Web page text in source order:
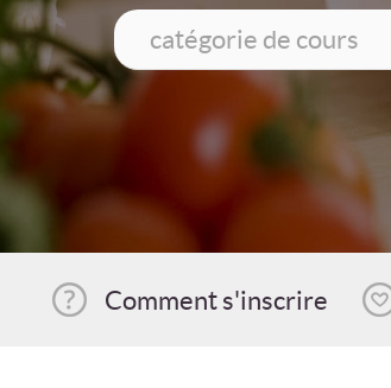
Comment s'inscrire